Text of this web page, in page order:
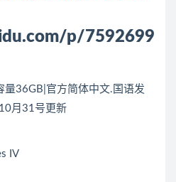
p/7592699
36GB|官方简体中文.国语发
月31号更新
IV